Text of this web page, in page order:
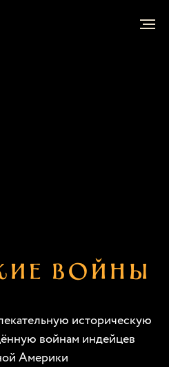
войны
историческую
войнам индейцев
Америки